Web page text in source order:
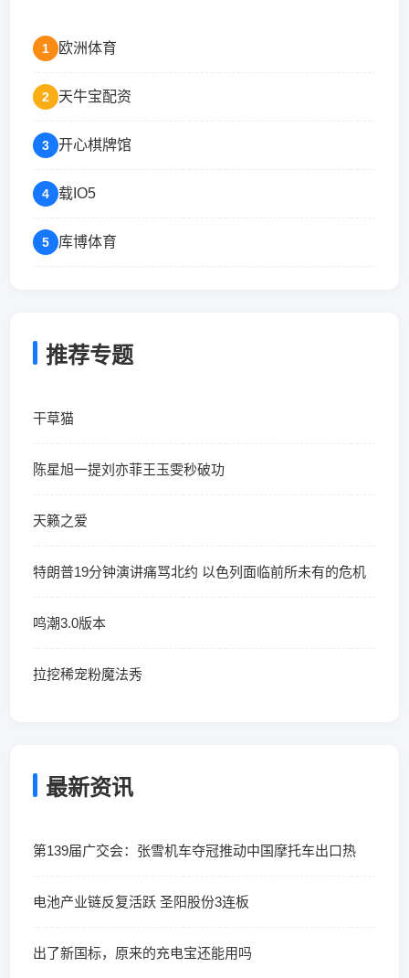
1 欧洲体育
2 天牛宝配资
3 开心棋牌馆
4 载IO5
5 库博体育
推荐专题
干草猫
陈星旭一提刘亦菲王玉雯秒破功
天籁之爱
特朗普19分钟演讲痛骂北约 以色列面临前所未有的危机
鸣潮3.0版本
拉挖稀宠粉魔法秀
最新资讯
第139届广交会：张雪机车夺冠推动中国摩托车出口热
电池产业链反复活跃 圣阳股份3连板
出了新国标，原来的充电宝还能用吗